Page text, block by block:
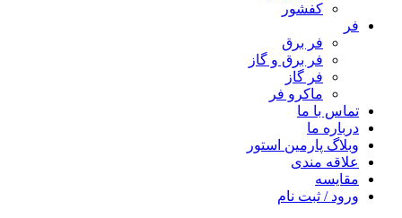
کفشور
فر
فر برق
فر برق و گاز
فر گاز
ماكرو فر
تماس با ما
درباره ما
وبلاگ پارمین استور
علاقه مندی
مقایسه
ورود / ثبت نام